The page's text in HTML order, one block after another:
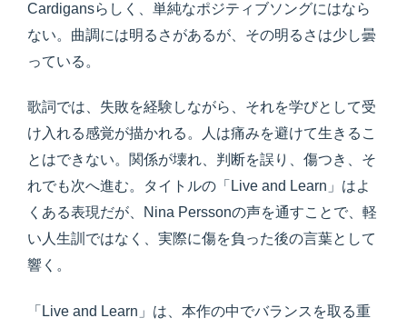
Cardigansらしく、単純なポジティブソングにはなら
ない。曲調には明るさがあるが、その明るさは少し曇
っている。
歌詞では、失敗を経験しながら、それを学びとして受
け入れる感覚が描かれる。人は痛みを避けて生きるこ
とはできない。関係が壊れ、判断を誤り、傷つき、そ
れでも次へ進む。タイトルの「Live and Learn」はよ
くある表現だが、Nina Perssonの声を通すことで、軽
い人生訓ではなく、実際に傷を負った後の言葉として
響く。
「Live and Learn」は、本作の中でバランスを取る重